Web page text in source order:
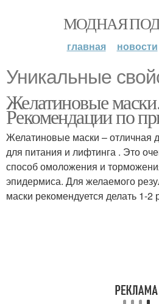
МОДНАЯ
главная новости
Уникальные
Желатиновые
Рекомендации по
Желатиновые маски – отличная
для питания и лифтинга . Это
способ омоложения и
эпидермиса. Для желаемого
маски рекомендуется делать 1-2